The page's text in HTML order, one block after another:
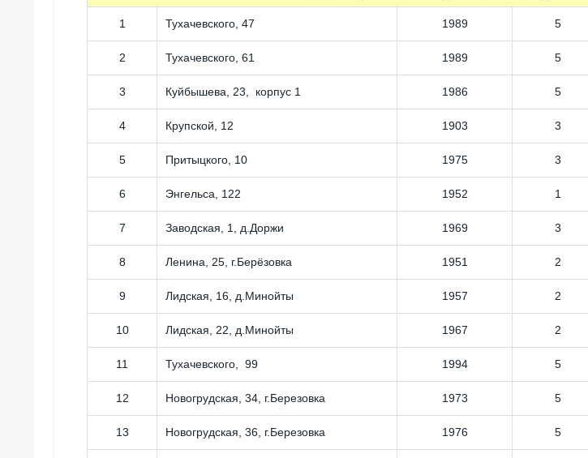
1 Тухачевского, 47 1989 5
2 Тухачевского, 61 1989 5
3 Куйбышева, 23, корпус 1 1986 5
4 Крупской, 12 1903 3
5 Притыцкого, 10 1975 3
6 Энгельса, 122 1952 1
7 Заводская, 1, д.Доржи 1969 3
8 Ленина, 25, г.Берёзовка 1951 2
9 Лидская, 16, д.Минойты 1957 2
10 Лидская, 22, д.Минойты 1967 2
11 Тухачевского, 99 1994 5
12 Новогрудская, 34, г.Березовка 1973 5
13 Новогрудская, 36, г.Березовка 1976 5